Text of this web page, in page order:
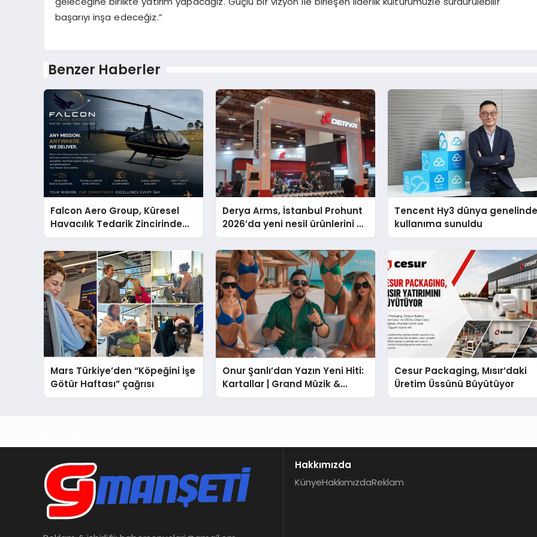
başarıyı inşa edeceğiz.”
Benzer Haberler
Falcon Aero Group, Küresel
Havacılık Tedarik Zincirinde
Türkiye’den Dünyaya Açılıyor
Derya Arms, İstanbul Prohunt
2026’da yeni nesil ürünlerini ve
global marka vizyonunu
sergiledi
Tencent Hy3 dünya
kullanıma sunuldu
Mars Türkiye’den “Köpeğini İşe
Götür Haftası” çağrısı
Onur Şanlı’dan Yazın Yeni Hiti:
Kartallar | Grand Müzik &
Nihat Ulaş İmzalı Yeni Şarkı
Cesur Packaging, Mısır’daki
Üretim Üssünü Büyütüyor
Hakkımızda
KünyeHakkımızdaReklam